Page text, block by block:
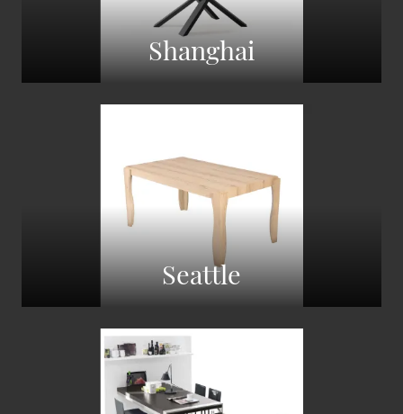
Shanghai
Seattle